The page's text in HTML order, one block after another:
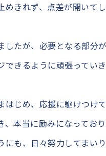
めきれず、点差が開いて
したが、必要となる部分
きるように頑張っていき
じめ、応援に駆けつけ
本当に励みになっており
も、日々努力してまいり